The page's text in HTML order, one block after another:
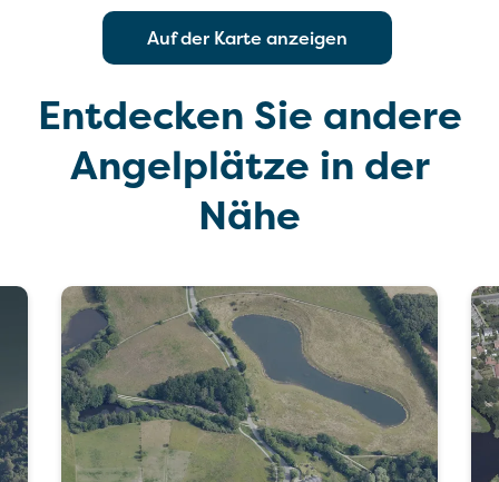
Auf der Karte anzeigen
Entdecken Sie andere
Angelplätze in der
Nähe